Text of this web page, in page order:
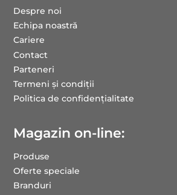
Despre noi
Echipa noastră
Cariere
Contact
Parteneri
Termeni și condiții
Politica de confidențialitate
Magazin on-line:
Produse
Oferte speciale
Branduri